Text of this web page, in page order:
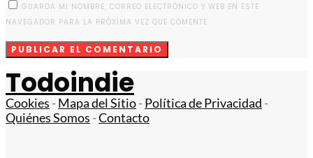
GUARDA MI NOMBRE, CORREO ELECTRÓNICO Y WEB EN ESTE
NAVEGADOR PARA LA PRÓXIMA VEZ QUE COMENTE.
Todoindie
Cookies -Mapa del Sitio-Política de Privacidad -
Quiénes Somos -Contacto